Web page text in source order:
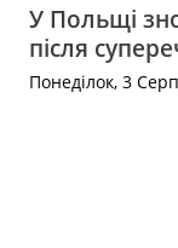
У Польщі
після
Понеділок, 3